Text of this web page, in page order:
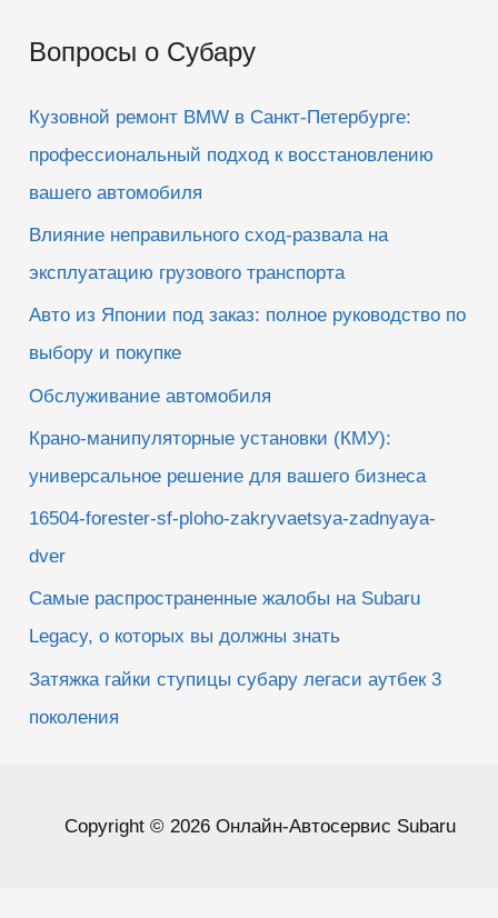
с
Вопросы о Субару
Кузовной ремонт BMW в Санкт-Петербурге:
профессиональный подход к восстановлению
вашего автомобиля
Влияние неправильного сход-развала на
эксплуатацию грузового транспорта
Авто из Японии под заказ: полное руководство по
выбору и покупке
Обслуживание автомобиля
Крано-манипуляторные установки (КМУ):
универсальное решение для вашего бизнеса
16504-forester-sf-ploho-zakryvaetsya-zadnyaya-
dver
Самые распространенные жалобы на Subaru
Legacy, о которых вы должны знать
Затяжка гайки ступицы субару легаси аутбек 3
поколения
Copyright © 2026 Онлайн-Автосервис Subaru